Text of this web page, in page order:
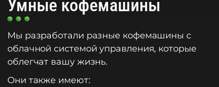
Умные кофемашины
Мы разработали разные кофемашины с
облачной системой управления, которые
облегчат вашу жизнь.
Они также имеют: